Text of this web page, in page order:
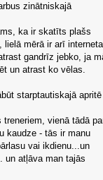
zinātniskajā
ka ir skatīts plašs
mērā ir arī interneta
gandrīz jebko, ja
un atrast ko vēlas.
starptautiskajā
vienā tādā
kaudze - tās ir manu
vai ikdienu...un
un atļāva man tajās